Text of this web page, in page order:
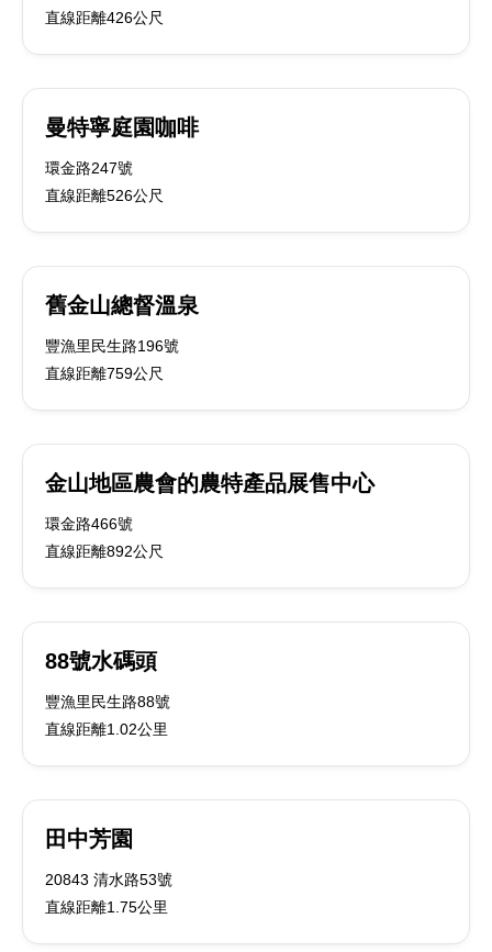
直線距離426公尺
曼特寧庭園咖啡
環金路247號
直線距離526公尺
舊金山總督溫泉
豐漁里民生路196號
直線距離759公尺
金山地區農會的農特產品展售中心
環金路466號
直線距離892公尺
88號水碼頭
豐漁里民生路88號
直線距離1.02公里
田中芳園
20843 清水路53號
直線距離1.75公里